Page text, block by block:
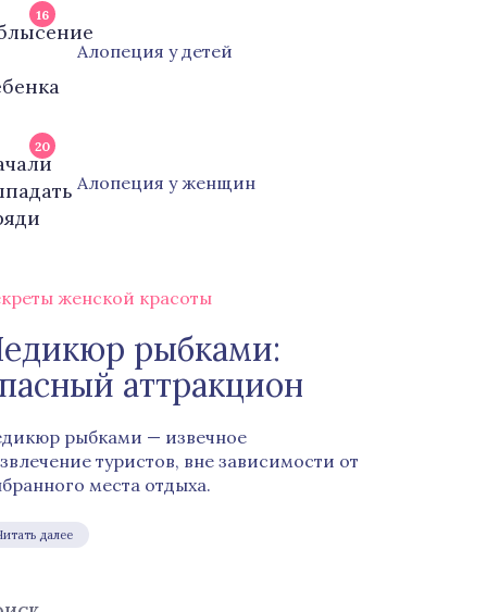
16
Алопеция у детей
20
Алопеция у женщин
женской красоты
рыбками:
аттракцион
рыбками — извечное
туристов, вне зависимости от
места отдыха.
далее